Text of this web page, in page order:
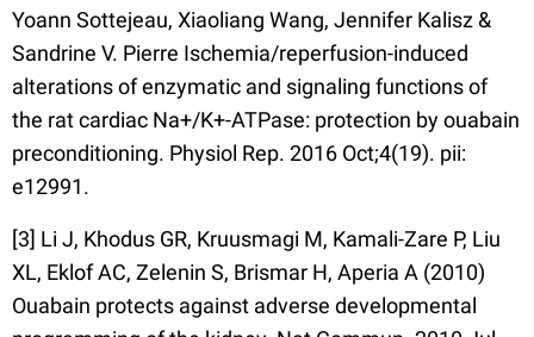
Yoann Sottejeau, Xiaoliang Wang, Jennifer Kalisz &
Sandrine V. Pierre Ischemia/reperfusion-induced
alterations of enzymatic and signaling functions of
the rat cardiac Na+/K+-ATPase: protection by ouabain
preconditioning. Physiol Rep. 2016 Oct;4(19). pii:
e12991.
[3] Li J, Khodus GR, Kruusmagi M, Kamali-Zare P, Liu
XL, Eklof AC, Zelenin S, Brismar H, Aperia A (2010)
Ouabain protects against adverse developmental